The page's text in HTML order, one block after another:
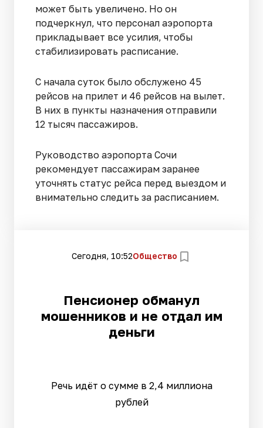
может быть увеличено. Но он
подчеркнул, что персонал аэропорта
прикладывает все усилия, чтобы
стабилизировать расписание.
С начала суток было обслужено 45
рейсов на прилет и 46 рейсов на вылет.
В них в пункты назначения отправили
12 тысяч пассажиров.
Руководство аэропорта Сочи
рекомендует пассажирам заранее
уточнять статус рейса перед выездом и
внимательно следить за расписанием.
Сегодня, 10:52Общество
Пенсионер обманул
мошенников и не отдал им
деньги
Речь идёт о сумме в 2,4 миллиона
рублей